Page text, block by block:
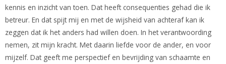
kennis en inzicht van toen. Dat heeft consequenties gehad die ik
betreur. En dat spijt mij en met de wijsheid van achteraf kan ik
zeggen dat ik het anders had willen doen. In het verantwoording
nemen, zit mijn kracht. Met daarin liefde voor de ander, en voor
mijzelf. Dat geeft me perspectief en bevrijding van schaamte en